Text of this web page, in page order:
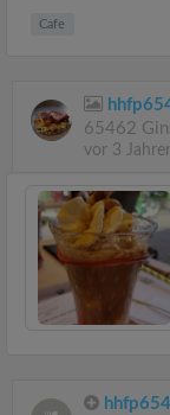
Cafe
65462
vor 3